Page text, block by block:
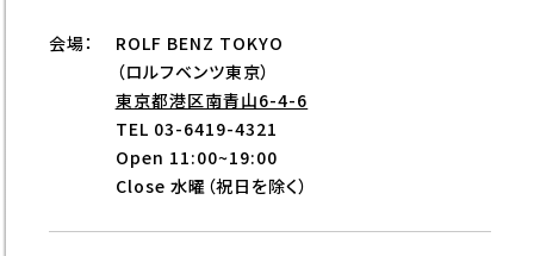
会場：
ROLF BENZ TOKYO
（ロルフベンツ東京）
東京都港区南青山6-4-6
TEL 03-6419-4321
Open 11:00~19:00
Close 水曜（祝日を除く）